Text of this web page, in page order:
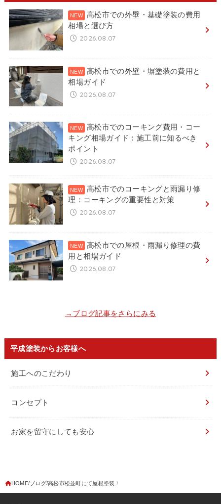
高松市での外壁・基礎塗装の費用
相場と選び方
2026.08.07
高松市での外壁・塀塗装の費用と
相場ガイド
2026.08.07
高松市でのコーキング費用・コー
キング相場ガイド：施工前に知るべき
ポイント
2026.08.07
高松市でのコーキングと雨漏り修
理：コーキングの重要性と対策
2026.08.07
高松市での屋根・雨漏り修理の費
用と相場ガイド
2026.08.07
→ブログ記事をさらにみる
平成塗装からお客様へ
施工へのこだわり
コンセプト
お家を留守にしても安心
HOME ブログ 高松市松並町にて屋根塗装！